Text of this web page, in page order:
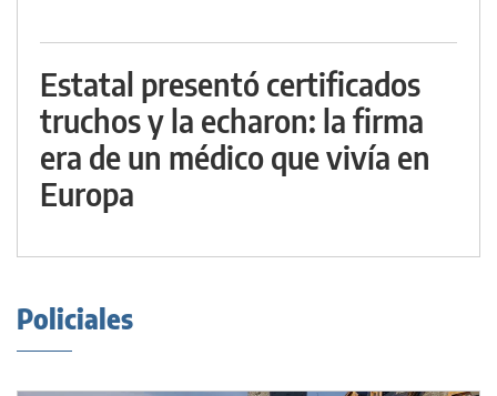
Estatal presentó certificados
truchos y la echaron: la firma
era de un médico que vivía en
Europa
Policiales